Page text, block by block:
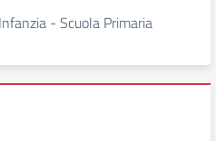
- Scuola Primaria